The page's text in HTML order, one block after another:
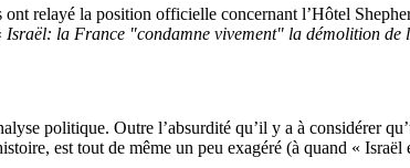
relayé la position officielle concernant l’Hôtel
Israël: la France "condamne vivement" la démolition de
politique. Outre l’absurdité qu’il y a à considérer
est tout de même un peu exagéré (à quand «